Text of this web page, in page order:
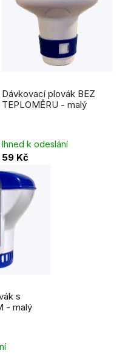
Dávkovací plovák BEZ
TEPLOMĚRU - malý
Ihned k odeslání
59 Kč
s
- malý